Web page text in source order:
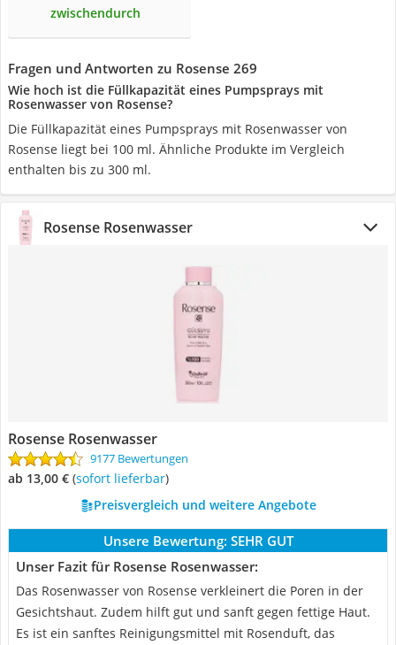
zwischendurch
Fragen und Antworten zu Rosense 269
Wie hoch ist die Füllkapazität eines Pumpsprays mit
Rosenwasser von Rosense?
Die Füllkapazität eines Pumpsprays mit Rosenwasser von
Rosense liegt bei 100 ml. Ähnliche Produkte im Vergleich
enthalten bis zu 300 ml.
Rosense Rosenwasser
Rosense Rosenwasser
9177 Bewertungen
ab 13,00 € ( Sofort lieferbar)
Preisvergleich und weitere Angebote
Unsere Bewertung: SEHR GUT
Unser Fazit für Rosense Rosenwasser:
Das Rosenwasser von Rosense verkleinert die Poren in der
Gesichtshaut. Zudem hilft gut und sanft gegen fettige Haut.
Es ist ein sanftes Reinigungsmittel mit Rosenduft, das